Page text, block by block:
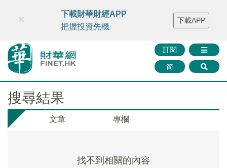
財華智庫網 FINTV FINMETA 財華證券 媒體矩陣
智庫沙龍
聯絡我們
訂閱
简
×
下載財華財經APP
把握投資先機
下載APP
搜尋結果
文章 專欄
找不到相關的內容